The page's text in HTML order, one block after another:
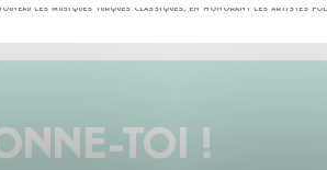
les musiques turques classiques, en honorant les artistes
TOI !